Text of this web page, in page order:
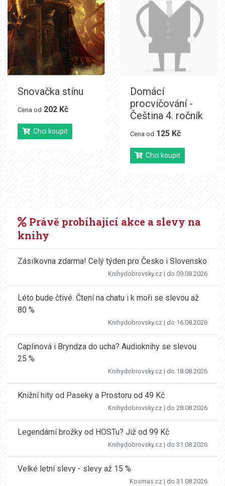
Snovačka stínu
Cena od 202 Kč
Chci koupit
Domácí
procvičování -
Čeština 4. ročník
Cena od 125 Kč
Chci koupit
Právě probíhající akce a slevy na
knihy
Zásilkovna zdarma! Celý týden pro Česko i Slovensko
Knihydobrovsky.cz | do 09.08.2026
Léto bude čtivé. Čtení na chatu i k moři se slevou až
80 %
Knihydobrovsky.cz | do 16.08.2026
Caplinová i Bryndza do ucha? Audioknihy se slevou
25 %
Knihydobrovsky.cz | do 18.08.2026
Knižní hity od Paseky a Prostoru od 49 Kč
Knihydobrovsky.cz | do 28.08.2026
Legendární brožky od HOSTu? Již od 99 Kč
Knihydobrovsky.cz | do 31.08.2026
Velké letní slevy - slevy až 15 %
Kosmas.cz | do 31.08.2026